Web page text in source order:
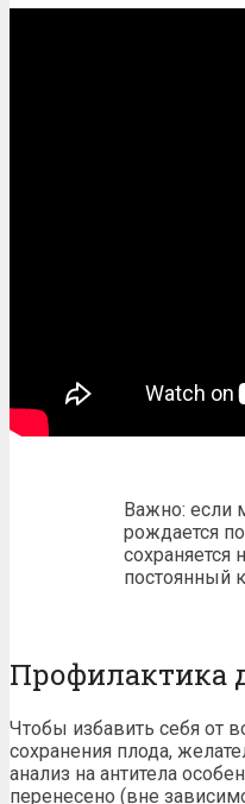
Важно: если
рождается
сохраняется
постоянный
Профилактика
Чтобы избавить себя от
сохранения плода,
анализ на антитела
перенесено (вне